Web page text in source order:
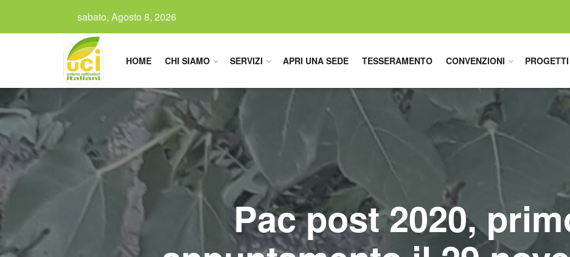
sabato, Agosto 8, 2026
HOME CHI SIAMO SERVIZI APRI UNA SEDE TESSERAMENTO CONVENZIONI PROGETTI
Pac post 2020,